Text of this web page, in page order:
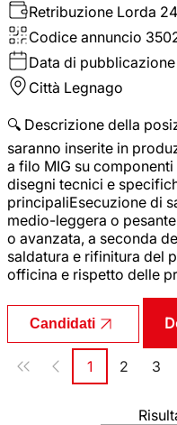
Retribuzione Lorda
Codice annuncio
Data di pubblicazione
Città Legnago
🔍 Descrizione della
saranno inserite in
a filo MIG su
disegni tecnici e
principaliEsecuzione di
medio-leggera o
o avanzata, a seconda
saldatura e rifinitura del
officina e rispetto delle
Candidati
Paginazione
Pagina
1 Pagina
2 3